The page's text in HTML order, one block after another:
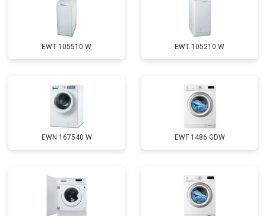
EWT 105510 W EWT 105210 W
EWN 167540 W EWF 1486 GDW